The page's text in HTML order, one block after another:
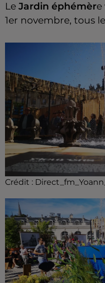
Le Jardin éphémère
1er novembre, tous
Crédit :